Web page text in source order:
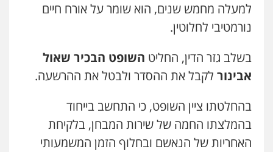
למעלה מחמש שנים, הוא שומר על אורח חיים
נורמטיבי לחלוטין.
בשלב גזר הדין, החליט השופט הבכיר שאול
אבינור לקבל את ההסדר ולבטל את ההרשעה.
בהחלטתו ציין השופט, כי התחשב בייחוד
בהמלצתו החמה של שירות המבחן, בלקיחת
האחריות של הנאשם ובחלוף הזמן המשמעותי
עו"ד אבי כהן
פלילי
0523647066
פלילי משפט פלילי
0528959600